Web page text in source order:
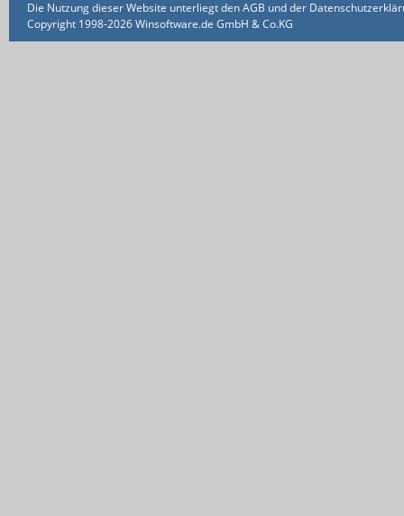
Die Nutzung dieser Website unterliegt den AGB und der
Copyright 1998-2026 Winsoftware.de GmbH & Co.KG